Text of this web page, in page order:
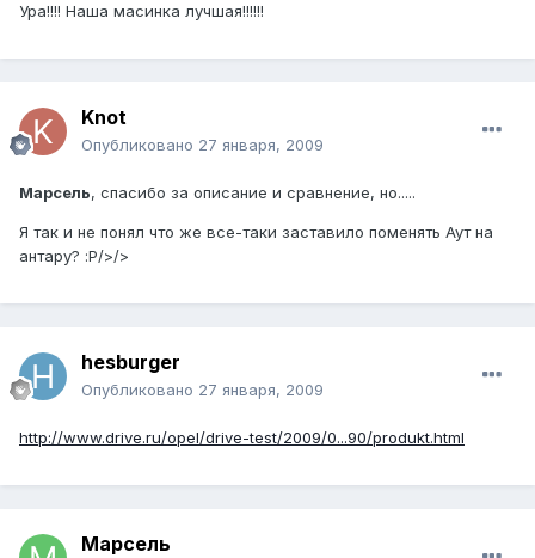
Ура!!!! Наша масинка лучшая!!!!!!
Knot
Опубликовано 27 января, 2009
Марсель, спасибо за описание и сравнение, но.....
Я так и не понял что же все-таки заставило поменять Аут на
антару? :P/>/>
hesburger
Опубликовано 27 января, 2009
http://www.drive.ru/opel/drive-test/2009/0...90/produkt.html
Марсель